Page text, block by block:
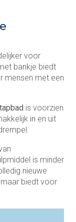
voor
bankje biedt
mensen met een
is voorzien
in en uit
is minder
nieuwe
biedt voor